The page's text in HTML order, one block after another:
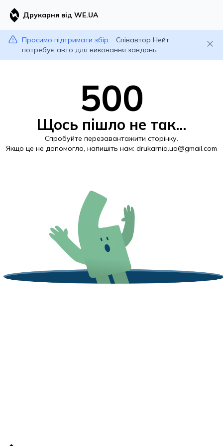
Друкарня від WE.UA
Просимо підтримати збір:
Співавтор Нейт
потребує авто для виконання завдань
500
Щось пішло не так...
Спробуйте перезавантажити сторінку.
Якщо це не допомогло, напишіть нам: drukarnia.ua@gmail.com